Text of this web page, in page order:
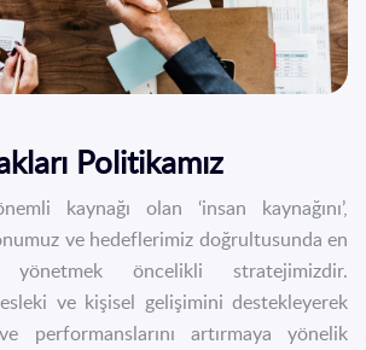
Sürdürülebilirlik
İletişim
Politikamız
kaynağı olan ‘insan kaynağını’,
ve hedeflerimiz doğrultusunda en
öncelikli stratejimizdir.
ve kişisel gelişimini destekleyerek
performanslarını artırmaya yönelik